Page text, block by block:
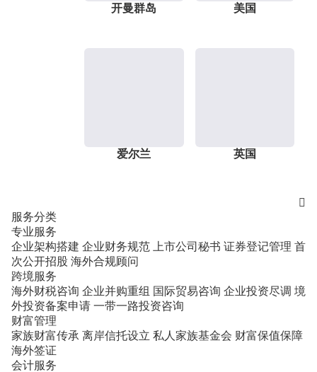
开曼群岛 美国
爱尔兰 英国

服务分类
专业服务
企业架构搭建 企业财务规范 上市公司秘书 证券登记管理 首
次公开招股 海外合规顾问
跨境服务
海外财税咨询 企业并购重组 国际贸易咨询 企业投资尽调 境
外投资备案申请 一带一路投资咨询
财富管理
家族财富传承 离岸信托设立 私人家族基金会 财富保值保障
海外签证
会计服务